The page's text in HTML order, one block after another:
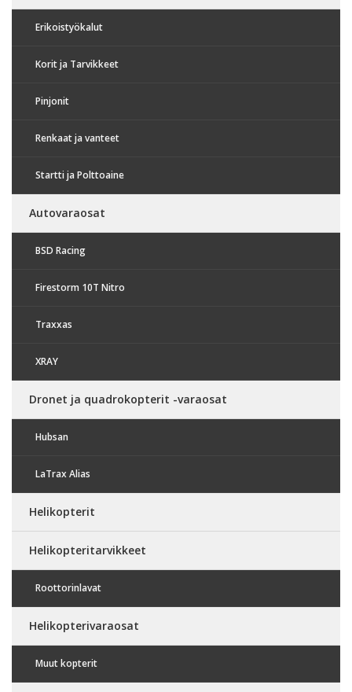
Erikoistyökalut
Korit ja Tarvikkeet
Pinjonit
Renkaat ja vanteet
Startti ja Polttoaine
Autovaraosat
BSD Racing
Firestorm 10T Nitro
Traxxas
XRAY
Dronet ja quadrokopterit -varaosat
Hubsan
LaTrax Alias
Helikopterit
Helikopteritarvikkeet
Roottorinlavat
Helikopterivaraosat
Muut kopterit